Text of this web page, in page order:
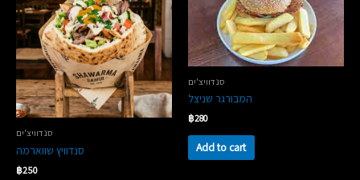
סנדוויצ'ים
המבורגר שניצל
฿280
Add to cart
סנדוויצ'ים
סנדוויץ שווארמה
฿250